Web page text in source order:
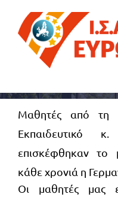
περιεχόμενο
Μαθητές από τη
Εκπαιδευτικό
επισκέφθηκαν το
κάθε χρονιά η
Οι μαθητές μας